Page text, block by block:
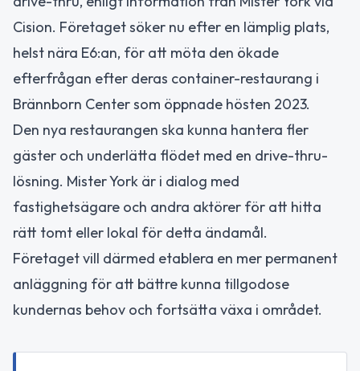
Cision. Företaget söker nu efter en lämplig plats,
helst nära E6:an, för att möta den ökade
efterfrågan efter deras container-restaurang i
Brännborn Center som öppnade hösten 2023.
Den nya restaurangen ska kunna hantera fler
gäster och underlätta flödet med en drive-thru-
lösning. Mister York är i dialog med
fastighetsägare och andra aktörer för att hitta
rätt tomt eller lokal för detta ändamål.
Företaget vill därmed etablera en mer permanent
anläggning för att bättre kunna tillgodose
kundernas behov och fortsätta växa i området.